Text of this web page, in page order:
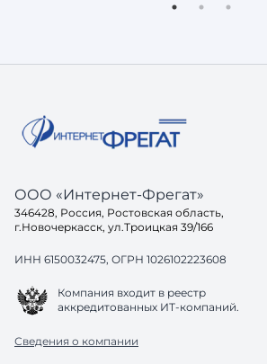
что этот ресурс появился не вчера.
ООО «Интернет-Фрегат»
346428, Россия, Ростовская область,
г.Новочеркасск, ул.Троицкая 39/166
ИНН 6150032475, ОГРН 1026102223608
Компания входит в реестр
аккредитованных ИТ-компаний.
Сведения о компании